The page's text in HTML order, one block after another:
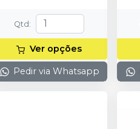
Express ™ XT Pasta
Fluida de Baixa ou
Média Viscosidade: 1
cartucho (50 ml); 10
Pontas Misturadoras
Amarelas
Qtd:
Ver opções
Pedir via Whatsapp